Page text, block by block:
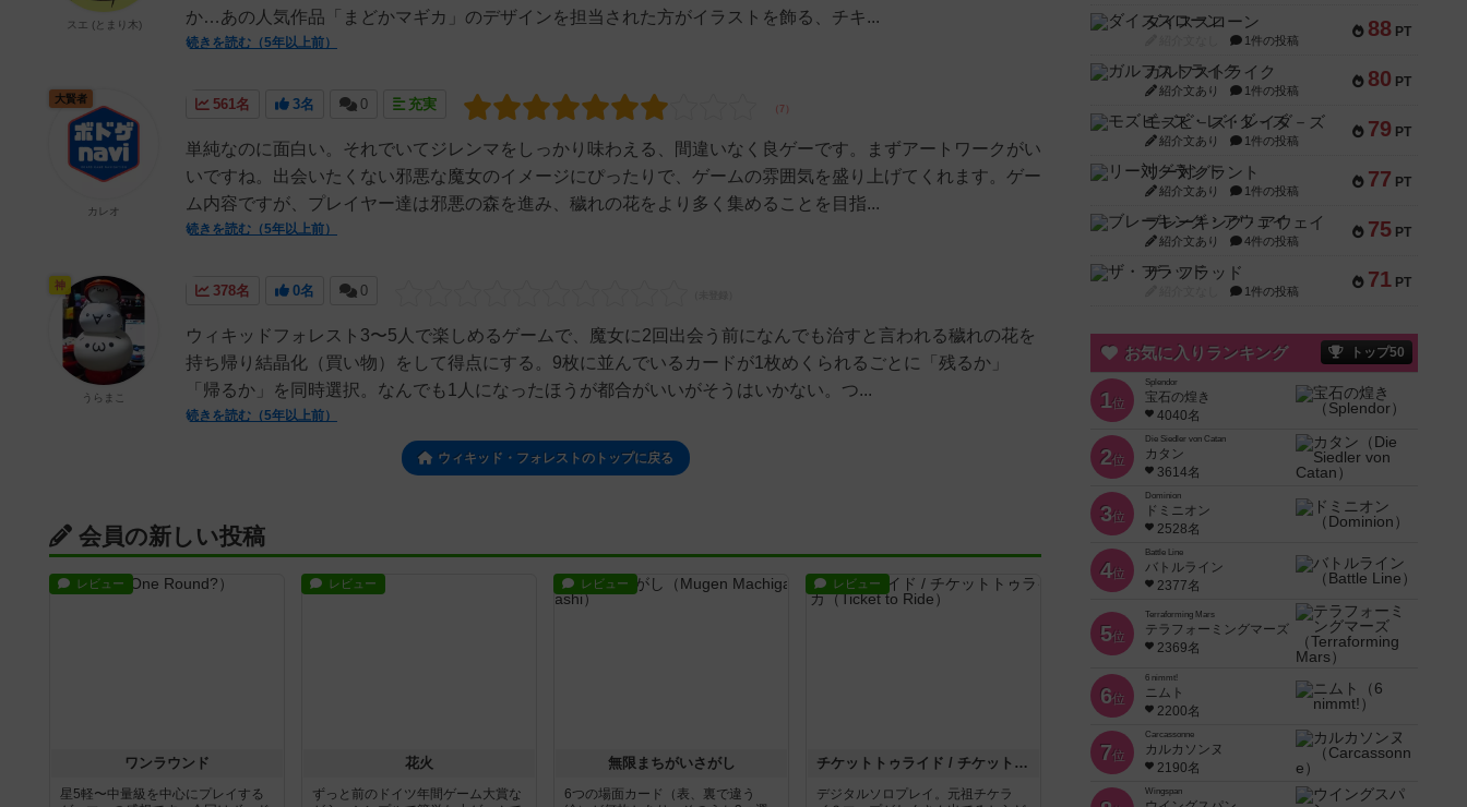
か…あの人気作品「まどかマギカ」のデザインを担当された方がイラストを飾る、チキ...
続きを読む（5年以上前）
スエ (とまり木)
561名 3名 0 充実
単純なのに面白い。それでいてジレンマをしっかり味わえる、間違いなく良ゲーです。まずアートワークがい
いですね。出会いたくない邪悪な魔女のイメージにぴったりで、ゲームの雰囲気を盛り上げてくれます。ゲー
ム内容ですが、プレイヤー達は邪悪の森を進み、穢れの花をより多く集めることを目指...
続きを読む（5年以上前）
大賢者
カレオ
378名 0名 0
ウィキッドフォレスト3〜5人で楽しめるゲームで、魔女に2回出会う前になんでも治すと言われる穢れの花を
持ち帰り結晶化（買い物）をして得点にする。9枚に並んでいるカードが1枚めくられるごとに「残るか」
「帰るか」を同時選択。なんでも1人になったほうが都合がいいがそうはいかない。つ...
続きを読む（5年以上前）
神
うらまこ
ウィキッド・フォレストのトップに戻る
会員の新しい投稿
レビュー
ワンラウンド
星5軽〜中量級を中心にプレイする
レビュー
花火
ずっと前のドイツ年間ゲーム大賞な
レビュー
無限まちがいさがし
6つの場面カード（表、裏で違う
レビュー
チケットトゥライド / チケットトゥライドアメリカ
デジタルソロプレイ。元祖チケラ
88 PT
ダイススローン
1件の投稿
80 PT
ガルフストライク
紹介文あり 1件の投稿
79 PT
モズビ－ズ・レイダ－ズ
紹介文あり 1件の投稿
77 PT
リー対グラント
紹介文あり 1件の投稿
75 PT
ブレーキング・アウェイ
紹介文あり 4件の投稿
71 PT
ザ・フラッド
1件の投稿
お気に入りランキング トップ50
1位
Splendor
宝石の煌き
4040名
2位
Die Siedler von Catan
カタン
3614名
3位
Dominion
ドミニオン
2528名
4位
Battle Line
バトルライン
2377名
5位
Terraforming Mars
テラフォーミングマーズ
2369名
6位
6 nimmt!
ニムト
2200名
7位
Carcassonne
カルカソンヌ
2190名
Wingspan